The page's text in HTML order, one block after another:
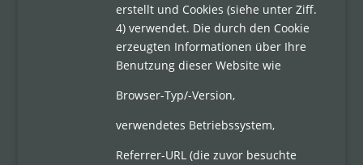
erstellt und Cookies (siehe unter Ziff.
4) verwendet. Die durch den Cookie
erzeugten Informationen über Ihre
Benutzung dieser Website wie
Browser-Typ/-Version,
verwendetes Betriebssystem,
Referrer-URL (die zuvor besuchte